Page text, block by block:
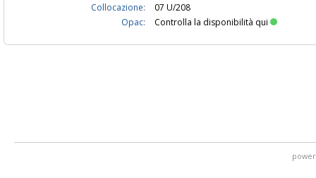
Collocazione:
07 U/208
Opac:
Controlla la disponibilità qui